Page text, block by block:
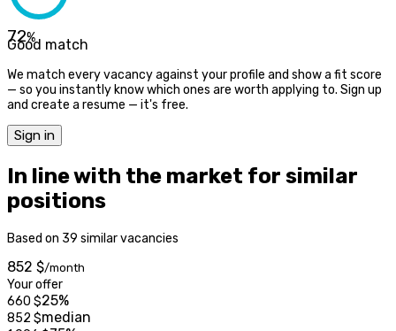
72%
Good match
We match every vacancy against your profile and show a fit score
— so you instantly know which ones are worth applying to. Sign up
and create a resume — it's free.
Sign in
In line with the market for similar
positions
Based on 39 similar vacancies
852 $/month
Your offer
660 $25%
852 $median